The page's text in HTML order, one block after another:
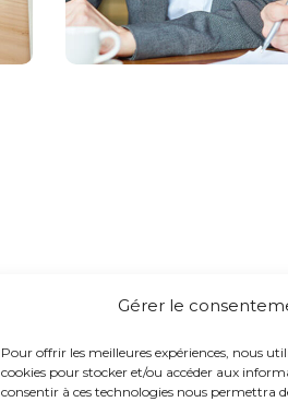
Gérer le
Pour offrir les meilleures expériences, nous
cookies pour stocker et/ou accéder aux
consentir à ces technologies nous permettra